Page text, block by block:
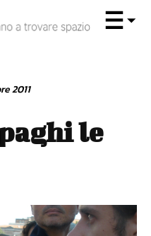
2011
le